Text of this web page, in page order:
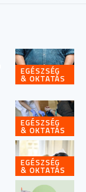
EGÉSZSÉG
& OKTATÁS
EGÉSZSÉG
& OKTATÁS
EGÉSZSÉG
& OKTATÁS